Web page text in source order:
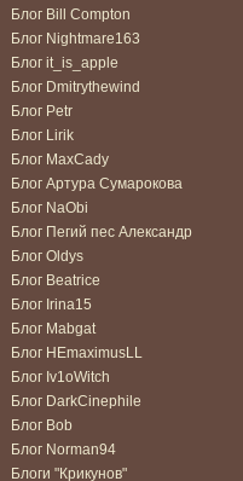
Блог Bill Compton
Блог Nightmare163
Блог it_is_apple
Блог Dmitrythewind
Блог Petr
Блог Lirik
Блог MaxCady
Блог Артура Сумарокова
Блог NaObi
Блог Пегий пес Александр
Блог Oldys
Блог Beatrice
Блог Irina15
Блог Mabgat
Блог HEmaximusLL
Блог Iv1oWitch
Блог DarkCinephile
Блог Bob
Блог Norman94
Блоги "Крикунов"